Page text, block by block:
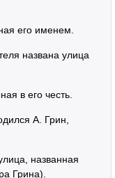
его именем.
названа улица
в его честь.
А. Грин,
названная
Грина).